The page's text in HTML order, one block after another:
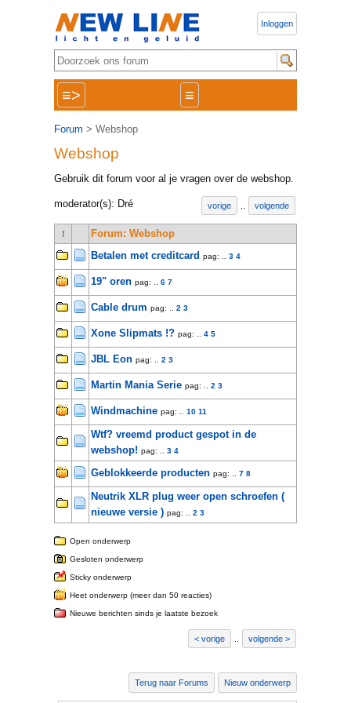
Inloggen
≡> ≡
Forum > Webshop
Webshop
Gebruik dit forum voor al je vragen over de webshop.
moderator(s): Dré vorige volgende
!
Forum: Webshop
Betalen met creditcard pag: .. 3 4
19" oren pag: .. 6 7
Cable drum pag: .. 2 3
Xone Slipmats !? pag: .. 4 5
JBL Eon pag: .. 2 3
Martin Mania Serie pag: .. 2 3
Windmachine pag: .. 10 11
Wtf? vreemd product gespot in de
webshop! pag: .. 3 4
Geblokkeerde producten pag: .. 7 8
Neutrik XLR plug weer open schroefen (
nieuwe versie ) pag: .. 2 3
Open onderwerp
Gesloten onderwerp
Sticky onderwerp
Heet onderwerp (meer dan 50 reacties)
Nieuwe berichten sinds je laatste bezoek
vorige volgende
Terug naar Forums Nieuw onderwerp